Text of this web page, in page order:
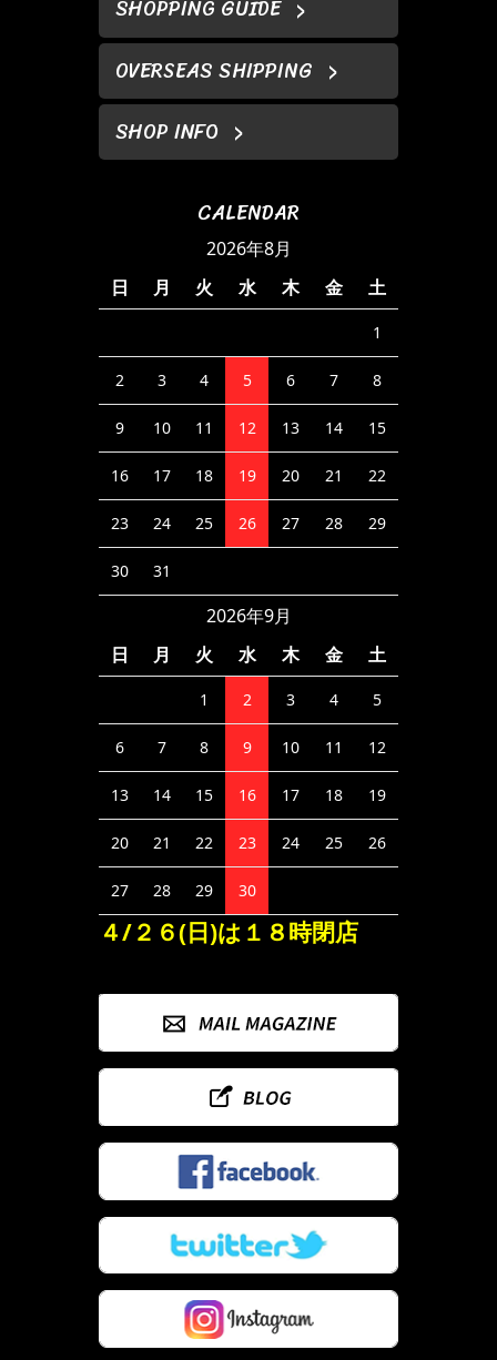
SHOPPING GUIDE
OVERSEAS SHIPPING
SHOP INFO
CALENDAR
2026年8月
日
月 火 水 木 金 土
1
2 3 4 5 6 7 8
9 10 11 12 13 14 15
16 17 18 19 20 21 22
23 24 25 26 27 28 29
30 31
2026年9月
日
月 火 水 木 金 土
1 2 3 4 5
6 7 8 9 10 11 12
13 14 15 16 17 18 19
20 21 22 23 24 25 26
27 28 29 30
４/２６(日)は１８時閉店